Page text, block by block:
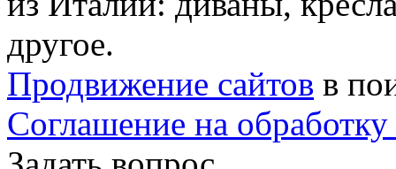
другое.
Продвижение сайтов в
Соглашение на